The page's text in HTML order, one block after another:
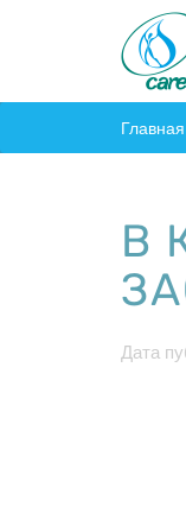
Главная
В
Дата